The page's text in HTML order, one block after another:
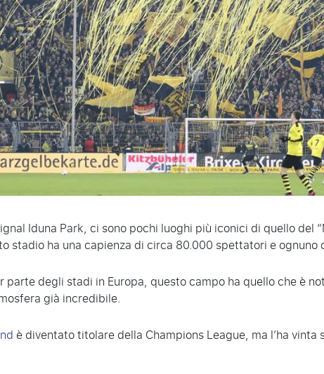
Iduna Park, ci sono pochi luoghi più iconici di quello del
stadio ha una capienza di circa 80.000 spettatori e
degli stadi in Europa, questo campo ha quello che è
già incredibile.
è diventato titolare della Champions League, ma l’ha